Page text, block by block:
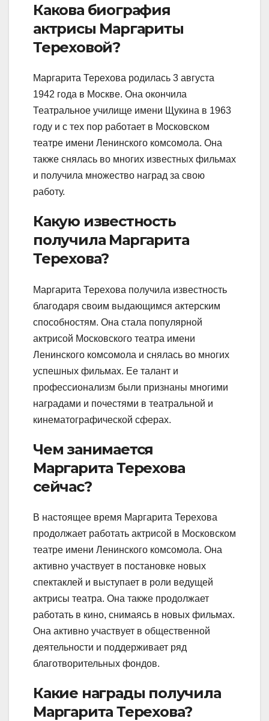
Какова биография
актрисы Маргариты
Тереховой?
Маргарита Терехова родилась 3 августа
1942 года в Москве. Она окончила
Театральное училище имени Щукина в 1963
году и с тех пор работает в Московском
театре имени Ленинского комсомола. Она
также снялась во многих известных фильмах
и получила множество наград за свою
работу.
Какую известность
получила Маргарита
Терехова?
Маргарита Терехова получила известность
благодаря своим выдающимся актерским
способностям. Она стала популярной
актрисой Московского театра имени
Ленинского комсомола и снялась во многих
успешных фильмах. Ее талант и
профессионализм были признаны многими
наградами и почестями в театральной и
кинематографической сферах.
Чем занимается
Маргарита Терехова
сейчас?
В настоящее время Маргарита Терехова
продолжает работать актрисой в Московском
театре имени Ленинского комсомола. Она
активно участвует в постановке новых
спектаклей и выступает в роли ведущей
актрисы театра. Она также продолжает
работать в кино, снимаясь в новых фильмах.
Она активно участвует в общественной
деятельности и поддерживает ряд
благотворительных фондов.
Какие награды получила
Маргарита Терехова?